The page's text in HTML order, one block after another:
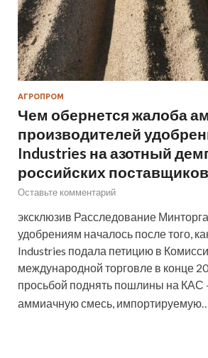
АГРОПРОМ
Чем обернется жалоба
производителей
Industries на азотный
российских поставщиков
Оставьте комментарий
эксклюзив Расследование
удобрениям началось после того,
Industries подала петицию в
международной торговле в конце
просьбой поднять пошлины на КАС
аммиачную смесь,